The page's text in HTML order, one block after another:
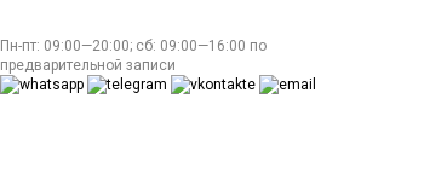
Пн-пт: 09:00—20:00; сб: 09:00—16:00 по
предварительной записи